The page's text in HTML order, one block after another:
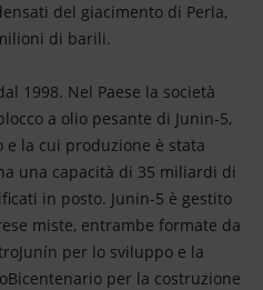
del giacimento di Perla,
di barili.
1998. Nel Paese la società
a olio pesante di Junin-5,
e la cui produzione è stata
una capacità di 35 miliardi di
in posto. Junin-5 è gestito
miste, entrambe formate da
per lo sviluppo e la
per la costruzione